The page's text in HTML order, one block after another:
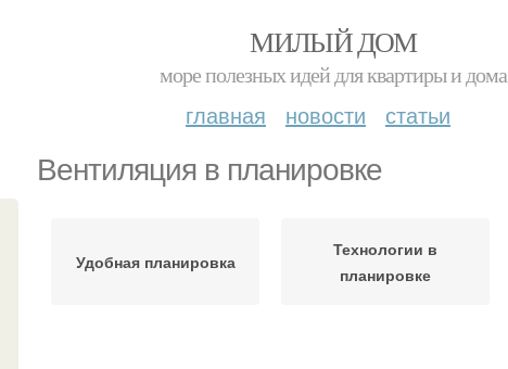
МИЛЫЙ ДОМ
море полезных идей для квартиры и дома
главная новости статьи
Вентиляция в планировке
Удобная планировка
Технологии в
планировке